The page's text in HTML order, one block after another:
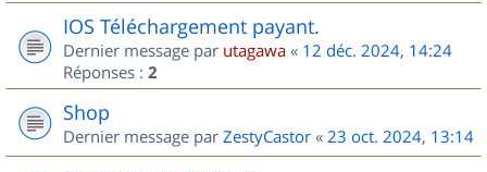
IOS Téléchargement payant.
Dernier message par utagawa « 12 déc. 2024, 14:24
Réponses : 2
Shop
Dernier message par ZestyCastor « 23 oct. 2024, 13:14